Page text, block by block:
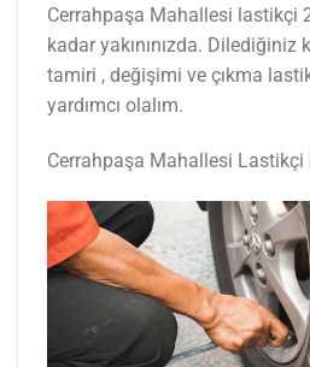
Cerrahpaşa Mahallesi lastikçi
kadar yakınınızda.
tamiri , değişimi ve çıkma
yardımcı olalım.
Cerrahpaşa Mahallesi Lastikçi